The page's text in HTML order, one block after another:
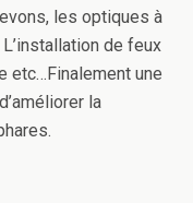
les optiques à
de feux
etc…Finalement une
la